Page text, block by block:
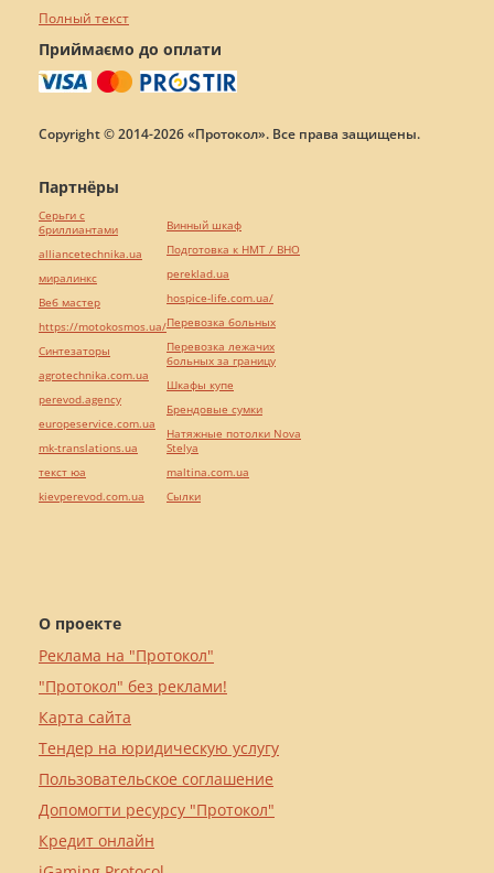
Полный текст
Приймаємо до оплати
Copyright © 2014-2026 «Протокол». Все права защищены.
О проекте
Реклама на "Протокол"
"Протокол" без реклами!
Карта сайта
Тендер на юридическую услугу
Пользовательское соглашение
Допомогти ресурсу "Протокол"
Кредит онлайн
Партнёры
Серьги с
бриллиантами
alliancetechnika.ua
миралинкс
Веб мастер
https://motokosmos.ua/
Синтезаторы
agrotechnika.com.ua
perevod.agency
europeservice.com.ua
mk-translations.ua
текст юа
kievperevod.com.ua
Винный шкаф
Подготовка к НМТ / ВНО
pereklad.ua
hospice-life.com.ua/
Перевозка больных
Перевозка лежачих
больных за границу
Шкафы купе
Брендовые сумки
Натяжные потолки Nova
Stelya
maltina.com.ua
Cылки